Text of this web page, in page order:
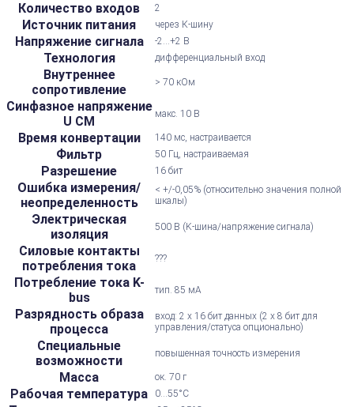
Количество входов 2
Источник питания через К-шину
Напряжение сигнала -2...+2 В
Технология дифференциальный вход
Внутреннее
сопротивление
> 70 кОм
Синфазное напряжение
U CM
макс. 10 В
Время конвертации 140 мс, настраивается
Фильтр 50 Гц, настраиваемая
Разрешение 16 бит
Ошибка измерения/
неопределенность
< +/-0,05% (относительно значения полной
шкалы)
Электрическая
изоляция
500 В (K-шина/напряжение сигнала)
Силовые контакты
потребления тока
???
Потребление тока K-
bus
тип. 85 мА
Разрядность образа
процесса
вход: 2 x 16 бит данных (2 x 8 бит для
управления/статуса опционально)
Специальные
возможности
повышенная точность измерения
Масса ок. 70 г
Рабочая температура 0...55°С